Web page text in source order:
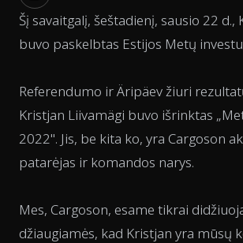
Šį savaitgalį, šeštadienį, sausio 22
buvo paskelbtas Estijos Metų
Referendumo ir Äripäev žiuri
Kristjan Liivamägi buvo išrinktas
2022". Jis, be kita ko, yra Cargoson
patarėjas ir komandos narys.
Mes, Cargoson, esame tikrai
džiaugiamės, kad Kristjan yra mūsų